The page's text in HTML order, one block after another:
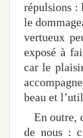
répulsions :
le
vertueux
exposé à
car le
beau et
En outre,
de nous :